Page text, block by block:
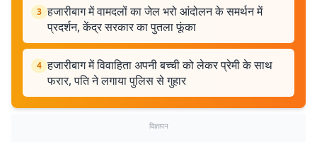
3 हजारीबाग में वामदलों का जेल भरो आंदोलन के समर्थन में
प्रदर्शन, केंद्र सरकार का पुतला फूंका
4 हजारीबाग में विवाहिता अपनी बच्ची को लेकर प्रेमी के साथ
फरार, पति ने लगाया पुलिस से गुहार
विज्ञापन